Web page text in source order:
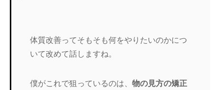
体質改善ってそもそも何をやりたいのかにつ
いて改めて話しますね。
僕がこれで狙っているのは、物の見方の矯正